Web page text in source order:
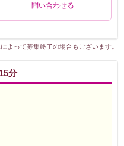
問い合わせる
よって募集終了の場合もございます。
分